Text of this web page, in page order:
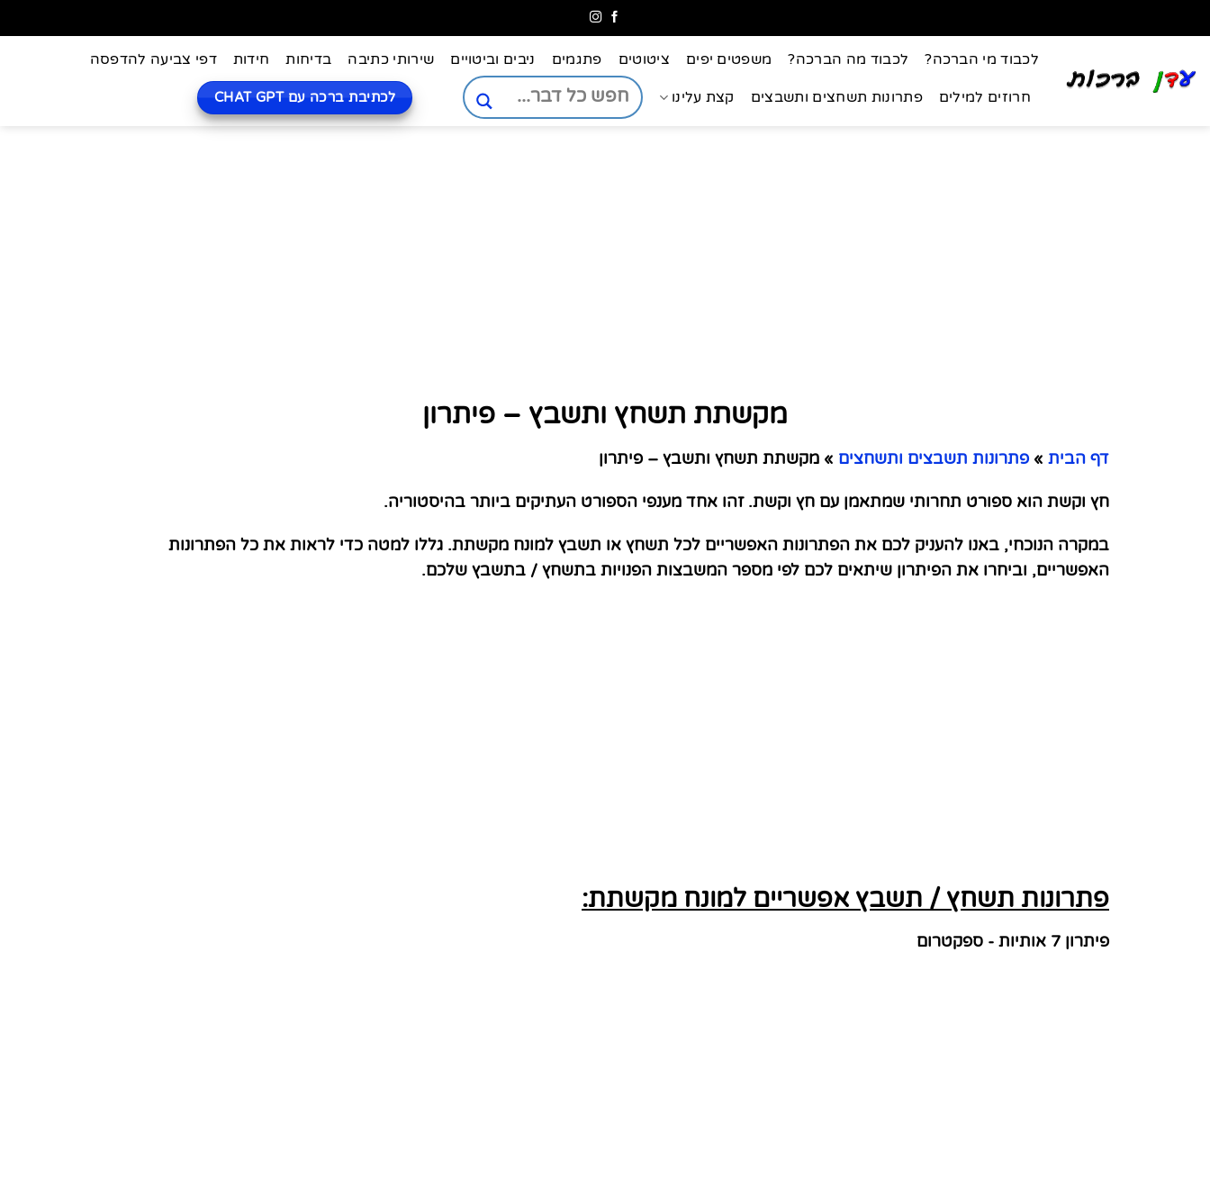
לכבוד מי הברכה? לכבוד מה הברכה? משפטים יפים ציטוטים פתגמים ניבים וביטויים שירותי כתיבה בדיחות חידות דפי צביעה להדפסה
חרוזים למילים פתרונות תשחצים ותשבצים קצת עלינו לכתיבת ברכה עם CHAT GPT
מקשתת תשחץ ותשבץ – פיתרון
דף הבית » פתרונות תשבצים ותשחצים » מקשתת תשחץ ותשבץ – פיתרון
חץ וקשת הוא ספורט תחרותי שמתאמן עם חץ וקשת. זהו אחד מענפי הספורט העתיקים ביותר בהיסטוריה.
במקרה הנוכחי, באנו להעניק לכם את הפתרונות האפשריים לכל תשחץ או תשבץ למונח מקשתת. גללו למטה כדי לראות את כל הפתרונות
האפשריים, וביחרו את הפיתרון שיתאים לכם לפי מספר המשבצות הפנויות בתשחץ / בתשבץ שלכם.
פתרונות תשחץ / תשבץ אפשריים למונח מקשתת:
פיתרון 7 אותיות - ספקטרום